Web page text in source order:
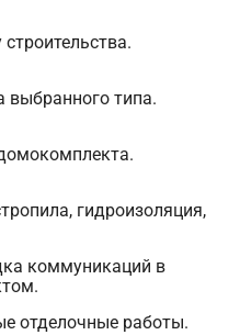
типа.
гидроизоляция,
коммуникаций в
отделочные работы.